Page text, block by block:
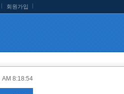
회원가입
AM 8:18:55